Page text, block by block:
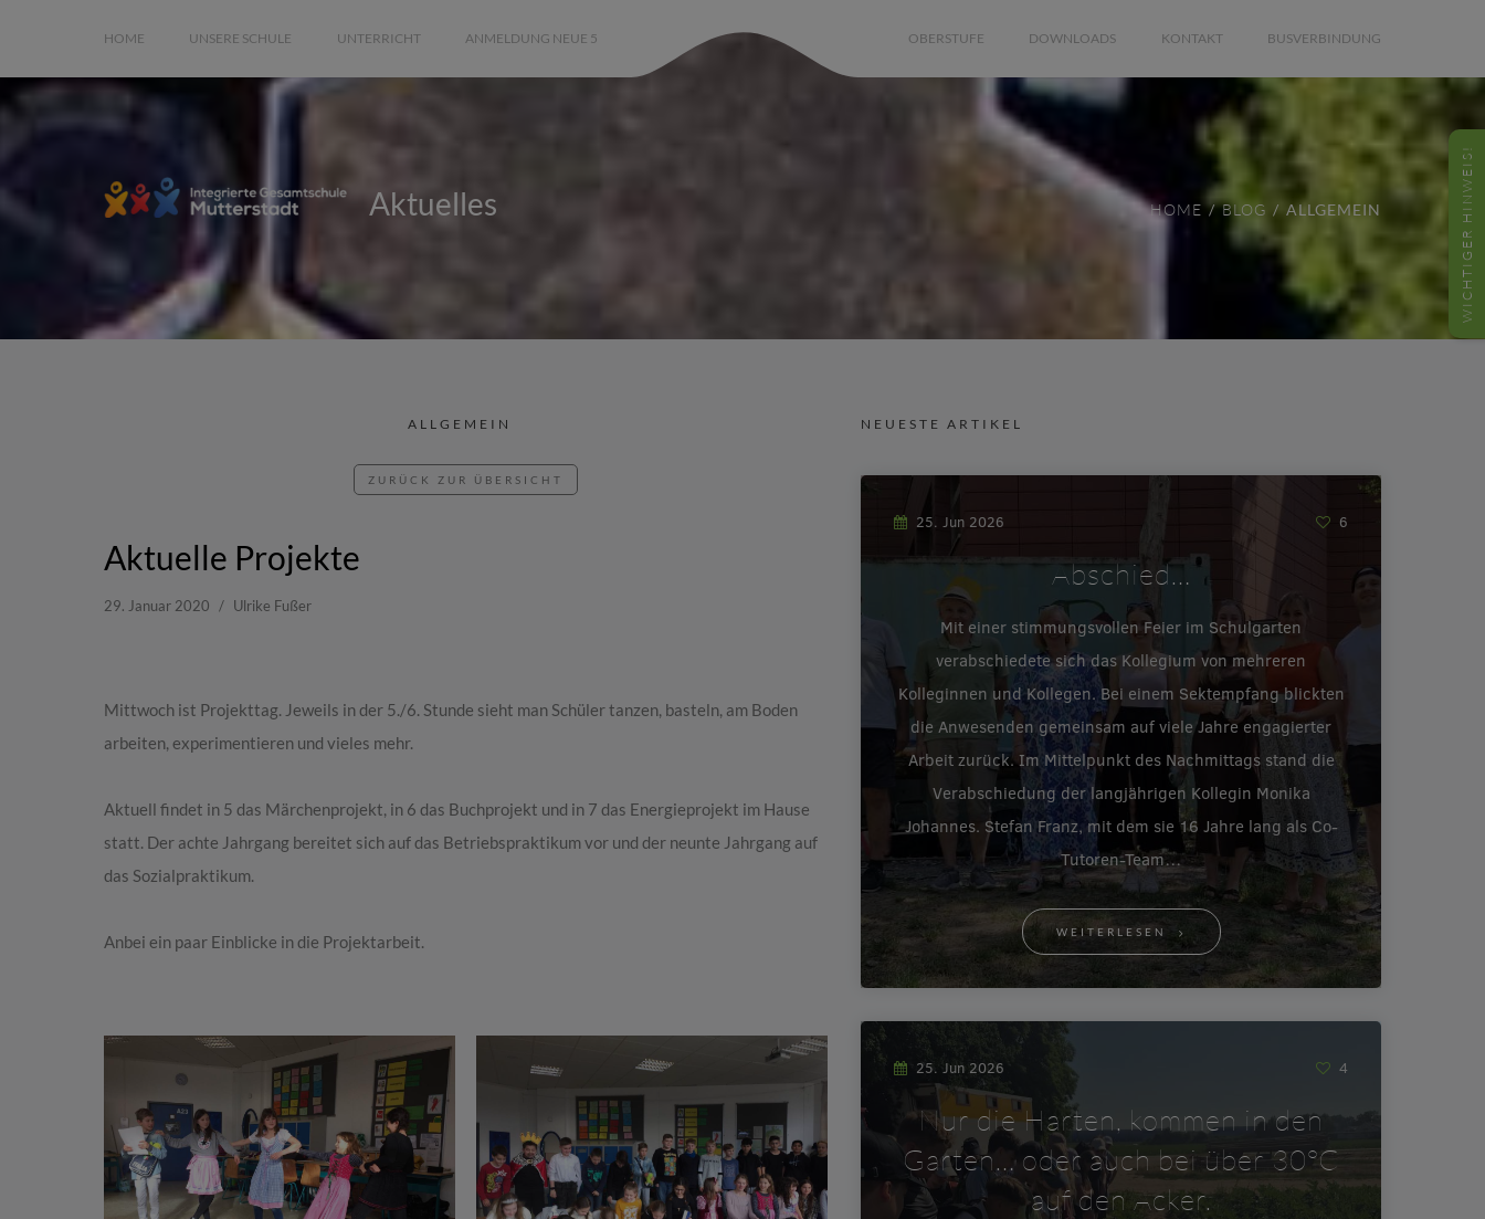
WICHTIGER HINWEIS!
HOME UNSERE SCHULE UNTERRICHT ANMELDUNG NEUE 5 OBERSTUFE DOWNLOADS KONTAKT BUSVERBINDUNG
Aktuelles HOME BLOG ALLGEMEIN
ALLGEMEIN
ZURÜCK ZUR ÜBERSICHT
Aktuelle Projekte
29. Januar 2020 Ulrike Fußer
Mittwoch ist Projekttag. Jeweils in der 5./6. Stunde sieht man Schüler tanzen, basteln, am Boden
arbeiten, experimentieren und vieles mehr.
Aktuell findet in 5 das Märchenprojekt, in 6 das Buchprojekt und in 7 das Energieprojekt im Hause
statt. Der achte Jahrgang bereitet sich auf das Betriebspraktikum vor und der neunte Jahrgang auf
das Sozialpraktikum.
Anbei ein paar Einblicke in die Projektarbeit.
NEUESTE ARTIKEL
25. Jun 2026 6
Abschied…
Mit einer stimmungsvollen Feier im Schulgarten
verabschiedete sich das Kollegium von mehreren
Kolleginnen und Kollegen. Bei einem Sektempfang blickten
die Anwesenden gemeinsam auf viele Jahre engagierter
Arbeit zurück. Im Mittelpunkt des Nachmittags stand die
Verabschiedung der langjährigen Kollegin Monika
Johannes. Stefan Franz, mit dem sie 16 Jahre lang als Co-
Tutoren-Team…
WEITERLESEN
25. Jun 2026 4
Nur die Harten, kommen in den
Garten… oder auch bei über 30°C
auf den Acker.